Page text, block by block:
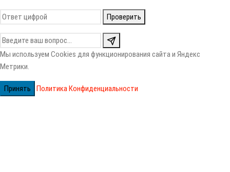
Проверить
Мы используем Cookies для функционирования сайта и Яндекс
Метрики.
Принять Политика Конфиденциальности